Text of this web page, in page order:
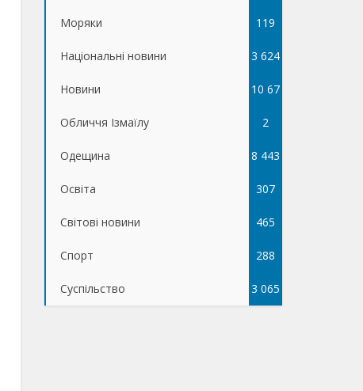
Моряки 119
Національні новини 3 624
Новини 10 67
5
Обличчя Ізмаїлу 2
Одещина 8 443
Освіта 307
Світові новини 465
Спорт 288
Суспільство 3 065